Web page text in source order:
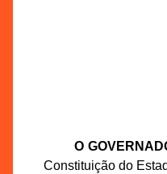
O
Constituição do